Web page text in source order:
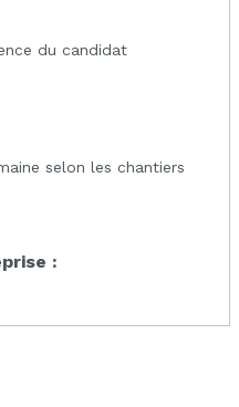
du candidat
selon les chantiers
: